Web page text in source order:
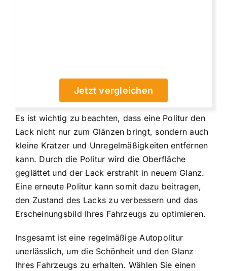
Jetzt vergleichen
Es ist wichtig zu beachten, dass eine Politur den
Lack nicht nur zum Glänzen bringt, sondern auch
kleine Kratzer und Unregelmäßigkeiten entfernen
kann. Durch die Politur wird die Oberfläche
geglättet und der Lack erstrahlt in neuem Glanz.
Eine erneute Politur kann somit dazu beitragen,
den Zustand des Lacks zu verbessern und das
Erscheinungsbild Ihres Fahrzeugs zu optimieren.
Insgesamt ist eine regelmäßige Autopolitur
unerlässlich, um die Schönheit und den Glanz
Ihres Fahrzeugs zu erhalten. Wählen Sie einen